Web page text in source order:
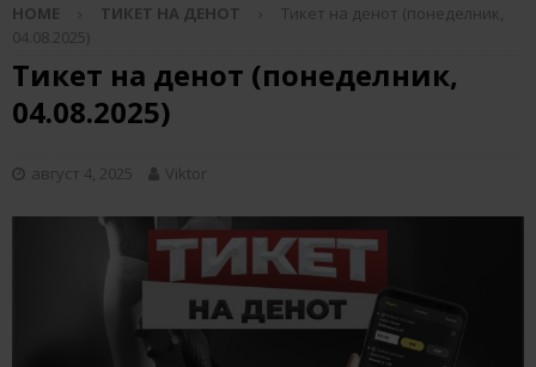
HOME ТИКЕТ НА ДЕНОТ
Тикет на денот (понеделник,
04.08.2025)
Тикет на денот (понеделник,
04.08.2025)
август 4, 2025 Viktor